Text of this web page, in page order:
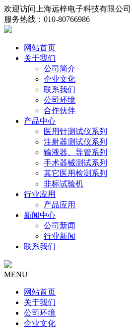
欢迎访问上海远梓电子科技有限公司
服务热线：010-80766986
网站首页
关于我们
公司简介
企业文化
联系我们
公司环境
合作伙伴
产品中心
医用针测试仪系列
注射器测试仪系列
输液器、导管系列
手术器械测试系列
其它医用检测系列
非标试验机
行业应用
产品应用
新闻中心
公司新闻
行业新闻
联系我们
MENU
网站首页
关于我们
公司环境
企业文化